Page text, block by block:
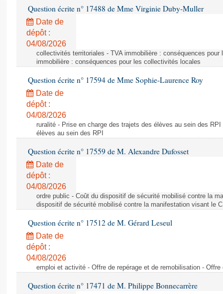
Question écrite n° 17488 de Mme Virginie Duby-Muller
Date de
dépôt :
04/08/2026
collectivités territoriales - TVA immobilière : conséquences
immobilière : conséquences pour les collectivités locales
Question écrite n° 17594 de Mme Sophie-Laurence Roy
Date de
dépôt :
04/08/2026
ruralité - Prise en charge des trajets des élèves au sein des
élèves au sein des RPI
Question écrite n° 17559 de M. Alexandre Dufosset
Date de
dépôt :
04/08/2026
ordre public - Coût du dispositif de sécurité mobilisé contre la
dispositif de sécurité mobilisé contre la manifestation visant le
Question écrite n° 17512 de M. Gérard Leseul
Date de
dépôt :
04/08/2026
emploi et activité - Offre de repérage et de remobilisation -
Question écrite n° 17471 de M. Philippe Bonnecarrère